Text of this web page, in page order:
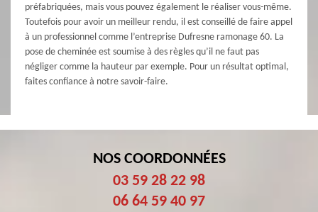
préfabriquées, mais vous pouvez également le réaliser vous-même.
Toutefois pour avoir un meilleur rendu, il est conseillé de faire appel
à un professionnel comme l’entreprise Dufresne ramonage 60. La
pose de cheminée est soumise à des règles qu’il ne faut pas
négliger comme la hauteur par exemple. Pour un résultat optimal,
faites confiance à notre savoir-faire.
NOS COORDONNÉES
03 59 28 22 98
06 64 59 40 97